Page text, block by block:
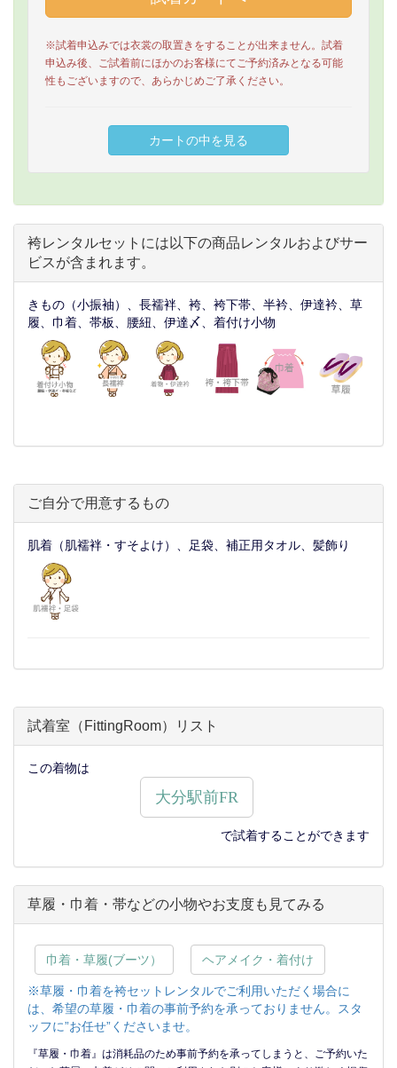
※試着申込みでは衣裳の取置きをすることが出来ません。試着
申込み後、ご試着前にほかのお客様にてご予約済みとなる可能
性もございますので、あらかじめご了承ください。
袴レンタルセットには以下の商品レンタルおよびサー
ビスが含まれます。
きもの（小振袖）、長襦袢、袴、袴下帯、半衿、伊達衿、草
履、巾着、帯板、腰紐、伊達〆、着付け小物
ご自分で用意するもの
肌着（肌襦袢・すそよけ）、足袋、補正用タオル、髪飾り
試着室（FittingRoom）リスト
この着物は
大分駅前FR
で試着することができます
草履・巾着・帯などの小物やお支度も見てみる
巾着・草履(ブーツ） ヘアメイク・着付け
※草履・巾着を袴セットレンタルでご利用いただく場合に
は、希望の草履・巾着の事前予約を承っておりません。スタ
ッフに”お任せ”くださいませ。
『草履・巾着』は消耗品のため事前予約を承ってしまうと、ご予約いた